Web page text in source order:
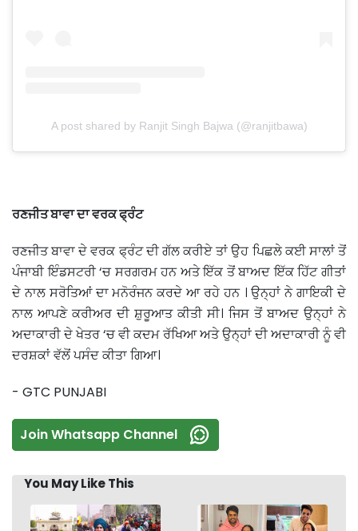
A post shared by Ranjit Singh Bajwa (@ranjitbawa)
ਰਣਜੀਤ ਬਾਵਾ ਦਾ ਵਰਕ ਫ੍ਰੰਟ
ਰਣਜੀਤ ਬਾਵਾ ਦੇ ਵਰਕ ਫ੍ਰੰਟ ਦੀ ਗੱਲ ਕਰੀਏ ਤਾਂ ਉਹ ਪਿਛਲੇ ਕਈ ਸਾਲਾਂ ਤੋਂ
ਪੰਜਾਬੀ ਇੰਡਸਟਰੀ ‘ਚ ਸਰਗਰਮ ਹਨ ਅਤੇ ਇੱਕ ਤੋਂ ਬਾਅਦ ਇੱਕ ਹਿੱਟ ਗੀਤਾਂ
ਦੇ ਨਾਲ ਸਰੋਤਿਆਂ ਦਾ ਮਨੋਰੰਜਨ ਕਰਦੇ ਆ ਰਹੇ ਹਨ । ਉਨ੍ਹਾਂ ਨੇ ਗਾਇਕੀ ਦੇ
ਨਾਲ ਆਪਣੇ ਕਰੀਅਰ ਦੀ ਸ਼ੁਰੂਆਤ ਕੀਤੀ ਸੀ। ਜਿਸ ਤੋਂ ਬਾਅਦ ਉਨ੍ਹਾਂ ਨੇ
ਅਦਾਕਾਰੀ ਦੇ ਖੇਤਰ ‘ਚ ਵੀ ਕਦਮ ਰੱਖਿਆ ਅਤੇ ਉਨ੍ਹਾਂ ਦੀ ਅਦਾਕਾਰੀ ਨੂੰ ਵੀ
ਦਰਸ਼ਕਾਂ ਵੱਲੋਂ ਪਸੰਦ ਕੀਤਾ ਗਿਆ।
- GTC PUNJABI
Join Whatsapp Channel
You May Like This